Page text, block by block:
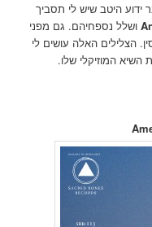
ידוע היטב שיש לי תסביך
ושלל נספחיהם. גם מפני
הצלילים האלה עושים לי
המוזיקלי שלו.